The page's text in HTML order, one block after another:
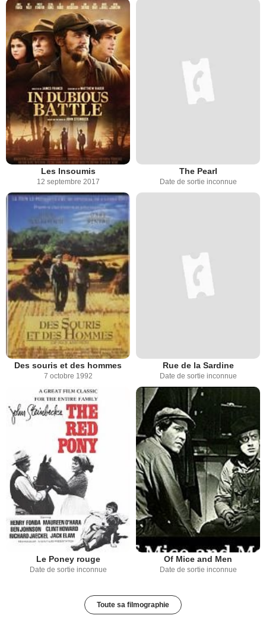
Les Insoumis
12 septembre 2017
The Pearl
Date de sortie inconnue
Des souris et des hommes
7 octobre 1992
Rue de la Sardine
Date de sortie inconnue
Le Poney rouge
Date de sortie inconnue
Of Mice and Men
Date de sortie inconnue
Toute sa filmographie